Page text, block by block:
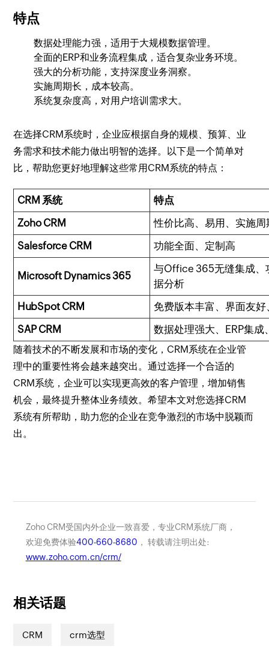
特点
数据处理能力强，适用于大规模数据管理。
全面的ERP和业务流程集成，适合复杂业务环境。
强大的分析功能，支持深度业务洞察。
实施周期长，成本较高。
系统复杂度高，对用户培训需求大。
在选择CRM系统时，企业应根据自身的规模、预算、业
务需求和技术能力做出明智的选择。以下是一个简单对
比，帮助您更好地理解这些常用CRM系统的特点：
CRM 系统
特点
Zoho CRM
性价比高、易用、实施周
Salesforce CRM
功能全面、定制高
Microsoft Dynamics 365
与Office 365无缝集成、
据分析
HubSpot CRM
免费版本丰富、界面友
SAP CRM
数据处理强大、ERP集成
随着技术的不断发展和市场的变化，CRM系统在企业管
理中的重要性将会越来越突出。通过选择一个合适的
CRM系统，企业可以实现更高效的客户管理，增加销售
机会，最终提升整体业务绩效。希望本文对您选择CRM
系统有所帮助，助力您的企业在竞争激烈的市场中脱颖而
出。
Zoho CRM受国内外企业一致喜爱，专业CRM系统厂商，
欢迎免费体验400-660-8680 ， 转载请注明出处:
www.zoho.com.cn/crm/
相关话题
CRM crm选型